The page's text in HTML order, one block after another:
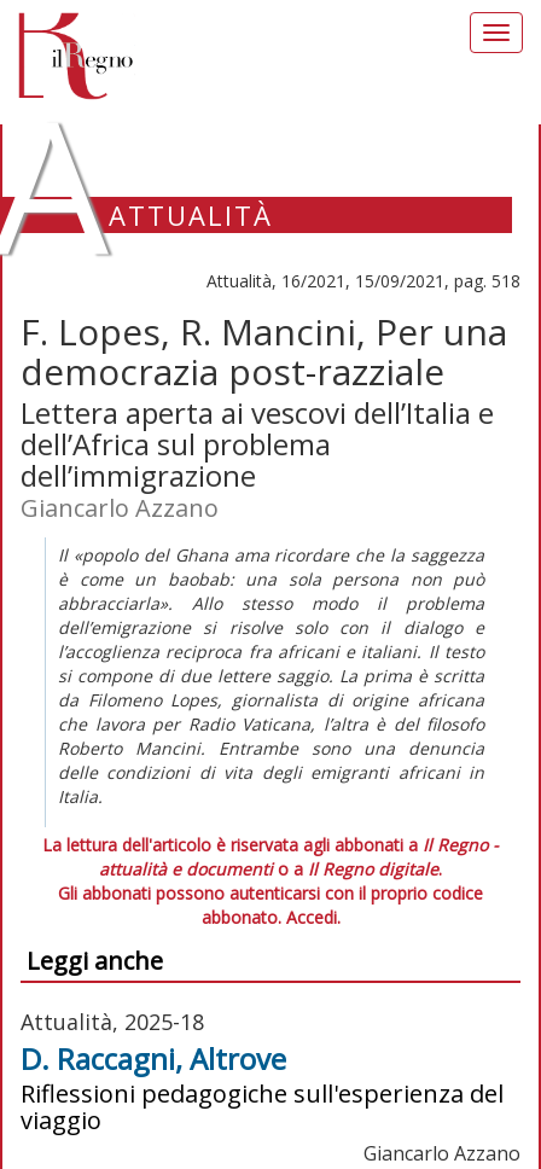
ATTUALITÀ
Attualità, 16/2021, 15/09/2021, pag. 518
F. Lopes, R. Mancini, Per una
democrazia post-razziale
Lettera aperta ai vescovi dell’Italia e
dell’Africa sul problema
dell’immigrazione
Giancarlo Azzano
Il «popolo del Ghana ama ricordare che la saggezza
è come un baobab: una sola persona non può
abbracciarla». Allo stesso modo il problema
dell’emigrazione si risolve solo con il dialogo e
l’accoglienza reciproca fra africani e italiani. Il testo
si compone di due lettere saggio. La prima è scritta
da Filomeno Lopes, giornalista di origine africana
che lavora per Radio Vaticana, l’altra è del filosofo
Roberto Mancini. Entrambe sono una denuncia
delle condizioni di vita degli emigranti africani in
Italia.
La lettura dell'articolo è riservata agli abbonati a Il Regno -
attualità e documentio a Il Regno digitale.
Gli abbonati possono autenticarsi con il proprio codice
abbonato. Accedi.
Leggi anche
Attualità, 2025-18
D. Raccagni, Altrove
Riflessioni pedagogiche sull'esperienza del
viaggio
Giancarlo Azzano